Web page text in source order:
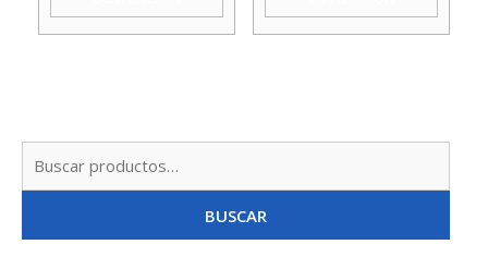
Taumm
BUSCAR